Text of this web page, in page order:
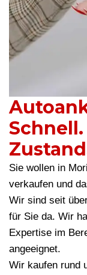
Sie wollen in
verkaufen und
Wir sind seit
für Sie da. Wir
Expertise im
angeeignet.
Wir kaufen rund